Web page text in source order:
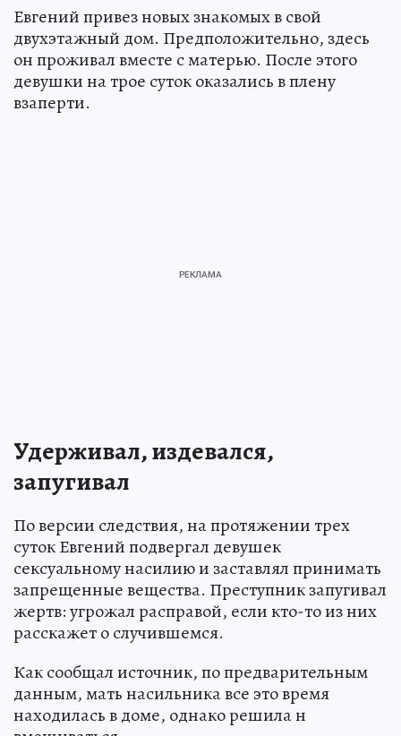
Евгений привез новых знакомых в свой
двухэтажный дом. Предположительно, здесь
он проживал вместе с матерью. После этого
девушки на трое суток оказались в плену
взаперти.
Удерживал, издевался,
запугивал
По версии следствия, на протяжении трех
суток Евгений подвергал девушек
сексуальному насилию и заставлял принимать
запрещенные вещества. Преступник запугивал
жертв: угрожал расправой, если кто-то из них
расскажет о случившемся.
Как сообщал источник, по предварительным
данным, мать насильника все это время
находилась в доме, однако решила н